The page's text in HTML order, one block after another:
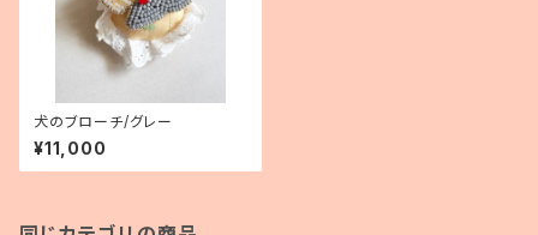
犬のブローチ/グレー
¥11,000